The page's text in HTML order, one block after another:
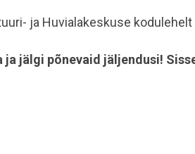
ja Huvialakeskuse kodulehelt
ja jälgi põnevaid jäljendusi!